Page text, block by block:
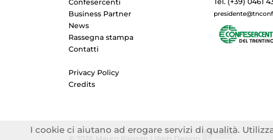
Business Partner
News
Rassegna stampa
Contatti
Privacy Policy
Credits
I cookie ci aiutano ad erogare servizi di qualità.